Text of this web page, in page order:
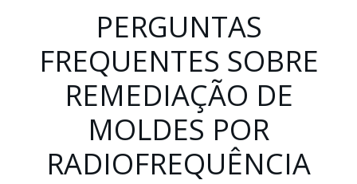
PERGUNTAS
FREQUENTES SOBRE
REMEDIAÇÃO DE
MOLDES POR
RADIOFREQUÊNCIA